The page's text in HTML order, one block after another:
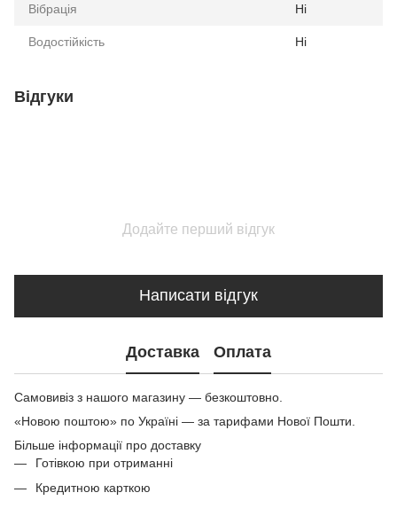
Вібрація Ні
Водостійкість Ні
Відгуки
Додайте перший відгук
Написати відгук
Доставка Оплата
Самовивіз з нашого магазину — безкоштовно.
«Новою поштою» по Україні — за тарифами Нової Пошти.
Більше інформації про доставку
Готівкою при отриманні
Кредитною карткою